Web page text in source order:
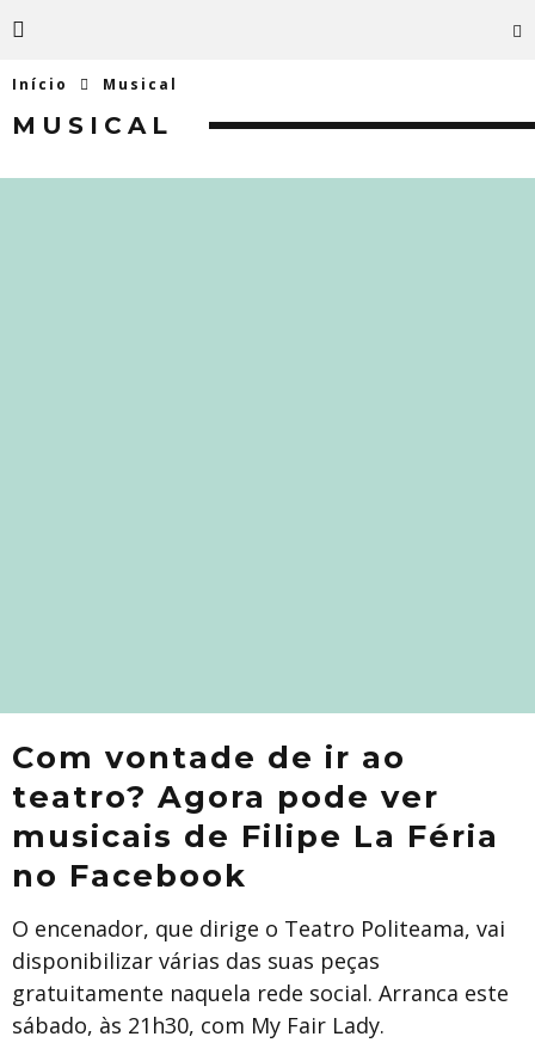
Início Musical
MUSICAL
Com vontade de ir ao
teatro? Agora pode ver
musicais de Filipe La Féria
no Facebook
O encenador, que dirige o Teatro Politeama, vai
disponibilizar várias das suas peças
gratuitamente naquela rede social. Arranca este
sábado, às 21h30, com My Fair Lady.